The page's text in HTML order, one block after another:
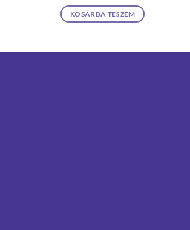
KOSÁRBA TESZEM